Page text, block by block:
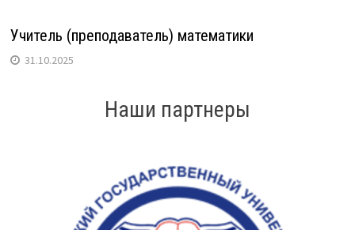
Учитель (преподаватель) математики
31.10.2025
Наши партнеры